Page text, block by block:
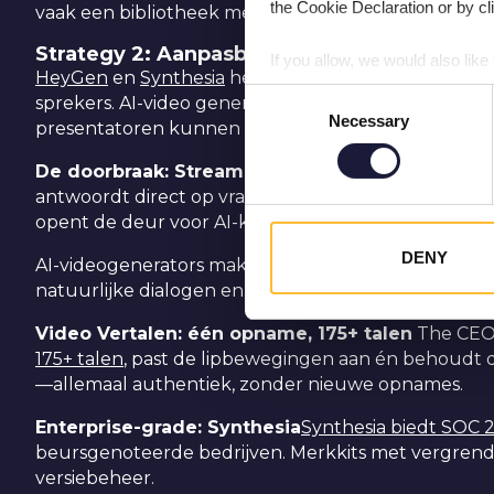
the Cookie Declaration or by
If you allow, we would also like
Collect information about
Identify your device by
Find out more about how
information about your use of
information that you’ve
Consent
Necessary
DENY
vaak een bibliotheek met sjablonen en visuele
Strategy 2: Aanpasbare ai-avatars die in
HeyGen en Synthesia hebben avatars
sprekers. AI-video generators bieden aanpasbare
presentatoren kunnen kiezen, verfijnen en
De doorbraak: Streaming API HeyGen's Streaming
antwoordt direct op vragen—visueel en auditief
opent de deur voor AI-klantenservice en
AI-videogenerators maken gebruik van text-to-
natuurlijke dialogen en realistische voice-overs
Video Vertalen: één opname, 175+ talen The
175+ talen, past de lipbewegingen aan én behoudt
—allemaal authentiek, zonder nieuwe opnames.
Enterprise-grade: SynthesiaSynthesia biedt SOC
beursgenoteerde bedrijven. Merkkits met
versiebeheer.